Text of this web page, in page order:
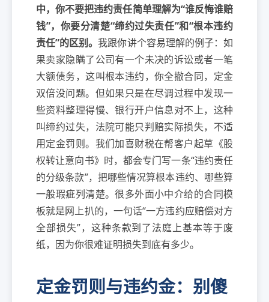
中，你不要把违约责任简单理解为“谁反悔谁赔
钱”，你要分清楚“缔约过失责任”和“根本违约
责任”的区别。我跟你讲个容易理解的例子：如
果卖家隐瞒了公司有一个未决的诉讼或者一笔
大额债务，这叫根本违约，你全撤合同，定金
双倍没问题。但如果只是在尽调过程中发现一
些资料整理得慢、银行开户信息对不上，这种
叫缔约过失，法院可能只判赔实际损失，不适
用定金罚则。我们加喜财税在帮客户起草《股
权转让意向书》时，都会专门写一条“违约责任
的分级条款”，把哪些情况算根本违约、哪些算
一般瑕疵列清楚。很多外面小中介给的合同模
板就是网上扒的，一句话“一方违约应赔偿对方
全部损失”，这种条款到了法庭上基本等于废
纸，因为你很难证明损失到底有多少。
定金罚则与违约金：别傻